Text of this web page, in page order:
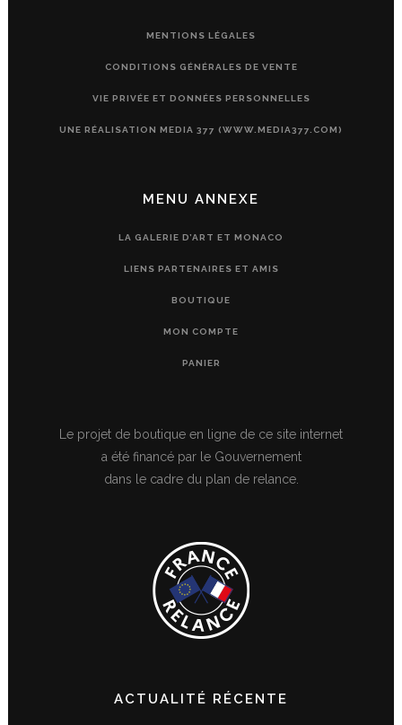
MENTIONS LÉGALES
CONDITIONS GÉNÉRALES DE VENTE
VIE PRIVÉE ET DONNÉES PERSONNELLES
UNE RÉALISATION MEDIA 377 (WWW.MEDIA377.COM)
MENU ANNEXE
LA GALERIE D’ART ET MONACO
LIENS PARTENAIRES ET AMIS
BOUTIQUE
MON COMPTE
PANIER
Le projet de boutique en ligne de ce site internet
a été financé par le Gouvernement
dans le cadre du plan de relance.
ACTUALITÉ RÉCENTE